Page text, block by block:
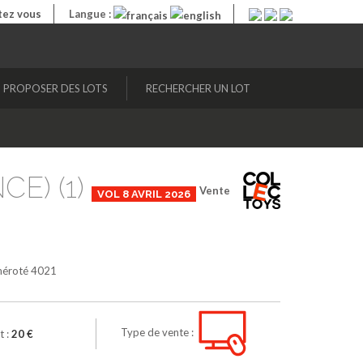
vous Langue :
PROPOSER DES LOTS RECHERCHER UN LOT
Vente
(1) VOL 8 AVRIL 2026
4021
:20 € Type de vente :